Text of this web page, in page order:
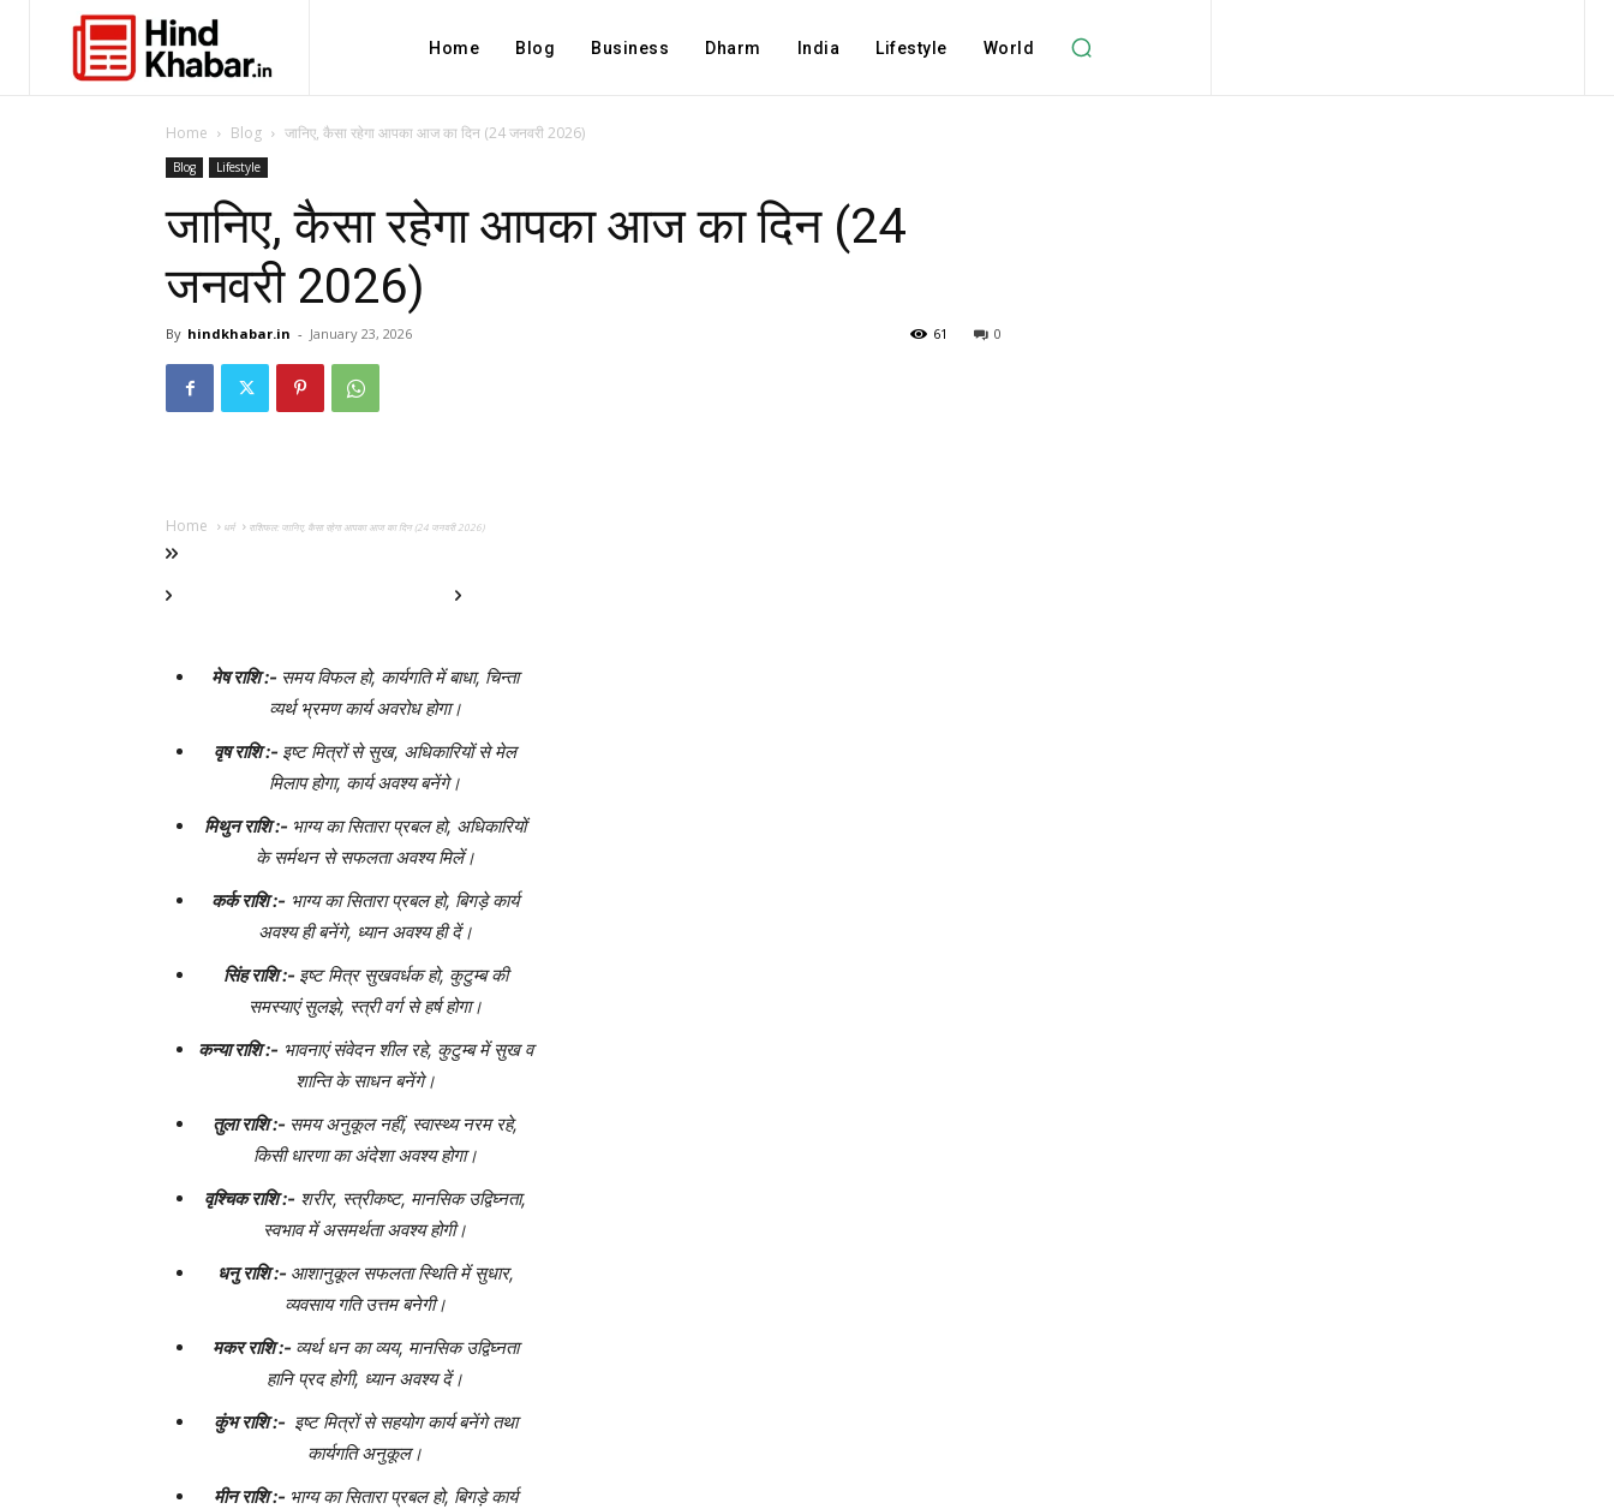
Home Blog Business Dharm India Lifestyle World
Home Blog जानिए, कैसा रहेगा आपका आज का दिन (24 जनवरी 2026)
Blog Lifestyle
जानिए, कैसा रहेगा आपका आज का दिन (24
जनवरी 2026)
By hindkhabar.in - January 23, 2026 0
61
Home धर्म राशिफल: जानिए, कैसा रहेगा आपका आज का दिन (24 जनवरी 2026)
मेष राशि :- समय विफल हो, कार्यगति में बाधा, चिन्ता
व्यर्थ भ्रमण कार्य अवरोध होगा।
वृष राशि :- इष्ट मित्रों से सुख, अधिकारियों से मेल
मिलाप होगा, कार्य अवश्य बनेंगे।
मिथुन राशि :- भाग्य का सितारा प्रबल हो, अधिकारियों
के सर्मथन से सफलता अवश्य मिलें।
कर्क राशि :- भाग्य का सितारा प्रबल हो, बिगड़े कार्य
अवश्य ही बनेंगे, ध्यान अवश्य ही दें।
सिंह राशि :- इष्ट मित्र सुखवर्धक हो, कुटुम्ब की
समस्याएं सुलझे, स्त्री वर्ग से हर्ष होगा।
कन्या राशि :- भावनाएं संवेदन शील रहे, कुटुम्ब में सुख व
शान्ति के साधन बनेंगे।
तुला राशि :- समय अनुकूल नहीं, स्वास्थ्य नरम रहे,
किसी धारणा का अंदेशा अवश्य होगा।
वृश्चिक राशि :- शरीर, स्त्रीकष्ट, मानसिक उद्विघ्नता,
स्वभाव में असमर्थता अवश्य होगी।
धनु राशि :- आशानुकूल सफलता स्थिति में सुधार,
व्यवसाय गति उत्तम बनेगी।
मकर राशि :- व्यर्थ धन का व्यय, मानसिक उद्विघ्नता
हानि प्रद होगी, ध्यान अवश्य दें।
कुंभ राशि :- इष्ट मित्रों से सहयोग कार्य बनेंगे तथा
कार्यगति अनुकूल।
मीन राशि :- भाग्य का सितारा प्रबल हो, बिगड़े कार्य